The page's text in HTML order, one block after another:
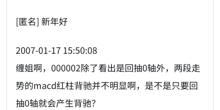
[匿名] 新年好
2007-01-17 15:50:08
缠姐啊，000002除了看出是回抽0轴外，两段走
势的macd红柱背驰并不明显啊，是不是只要回
抽0轴就会产生背驰？